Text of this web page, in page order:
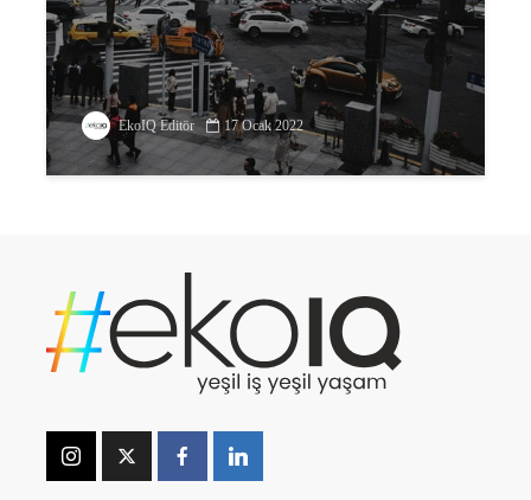
EkoIQ Editör 17 Ocak 2022